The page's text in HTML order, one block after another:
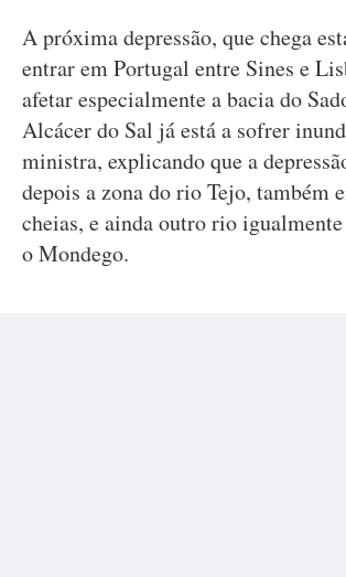
A próxima depressão, que chega
entrar em Portugal entre Sines e
afetar especialmente a bacia do
Alcácer do Sal já está a sofrer
ministra, explicando que a
depois a zona do rio Tejo, também
cheias, e ainda outro rio
o Mondego.